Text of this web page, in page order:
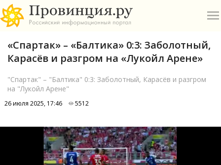
А
Б
П
«Спартак» – «Балтика» 0:3: Заболотный,
Карасёв и разгром на «Лукойл Арене»
"Спартак" – "Балтика" 0:3: Заболотный, Карасёв и разгром
на "Лукойл Арене"
26 июля 2025, 17:46 5512